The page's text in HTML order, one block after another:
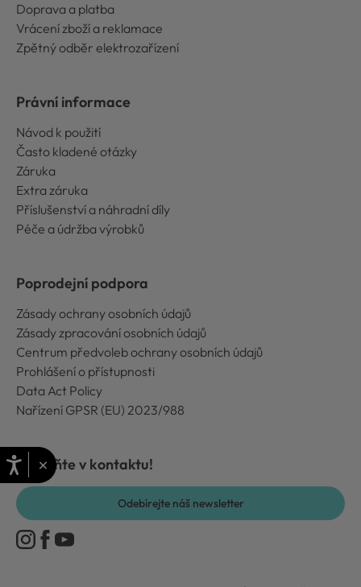
Doprava a platba
Vrácení zboží a reklamace
Zpětný odběr elektrozařízení
Právní informace
Návod k použití
Často kladené otázky
Záruka
Extra záruka
Příslušenství a náhradní díly
Péče a údržba výrobků
Poprodejní podpora
Zásady ochrany osobních údajů
Zásady zpracování osobních údajů
Centrum předvoleb ochrany osobních údajů
Prohlášení o přístupnosti
Data Act Policy
Nařízení GPSR (EU) 2023/988
Zůstaňte v kontaktu!
Odebírejte náš newsletter
×